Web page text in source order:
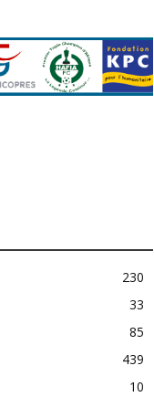
230
33
85
439
10